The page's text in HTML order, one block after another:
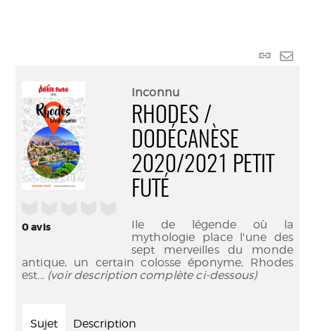
Lien
0avis
Inconnu
RHODES /
DODÉCANÈSE
2020/2021 PETIT
FUTÉ
Ile de légende où la
mythologie place l'une des
sept merveilles du monde
antique, un certain colosse éponyme, Rhodes
est... (voir description complète ci-dessous)
Sujet Description